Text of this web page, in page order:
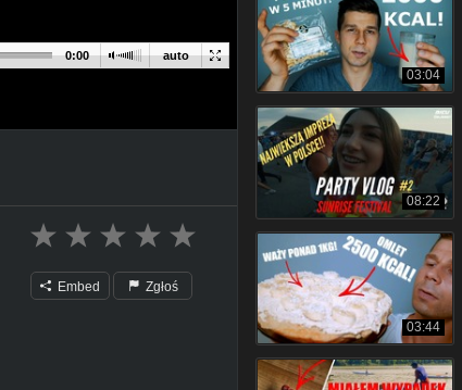
auto
0:00
Embed Zgłoś
03:04
08:22
03:44